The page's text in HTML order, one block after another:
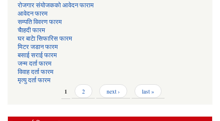
रोजगार संयोजकको आवेदन फाराम
आवेदन फारम
सम्पति विवरण फारम
चैाहदी फारम
घर बाटेा सिफारिस फारम
मिटर जडान फारम
बसाई सराई फारम
जन्म दर्ता फारम
विवाह दर्ता फारम
मृत्यु दर्ता फारम
1 2 next › last »